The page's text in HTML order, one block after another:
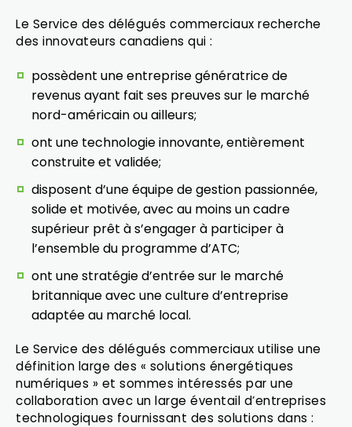
Le Service des délégués commerciaux recherche
des innovateurs canadiens qui :
possèdent une entreprise génératrice de
revenus ayant fait ses preuves sur le marché
nord-américain ou ailleurs;
ont une technologie innovante, entièrement
construite et validée;
disposent d’une équipe de gestion passionnée,
solide et motivée, avec au moins un cadre
supérieur prêt à s’engager à participer à
l’ensemble du programme d’ATC;
ont une stratégie d’entrée sur le marché
britannique avec une culture d’entreprise
adaptée au marché local.
Le Service des délégués commerciaux utilise une
définition large des « solutions énergétiques
numériques » et sommes intéressés par une
collaboration avec un large éventail d’entreprises
technologiques fournissant des solutions dans :